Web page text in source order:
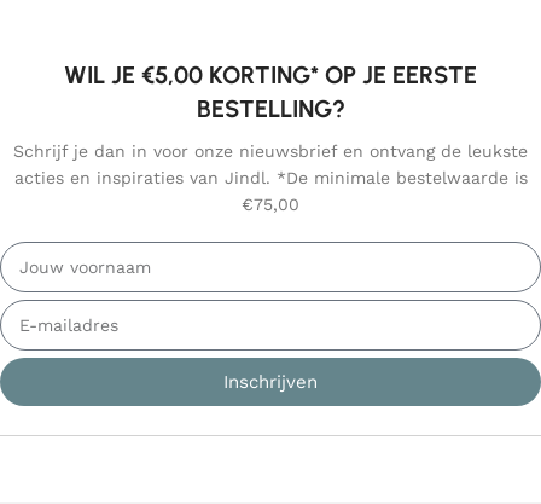
WIL JE €5,00 KORTING* OP JE EERSTE
BESTELLING?
Schrijf je dan in voor onze nieuwsbrief en ontvang de leukste
acties en inspiraties van Jindl. *De minimale bestelwaarde is
€75,00
Inschrijven